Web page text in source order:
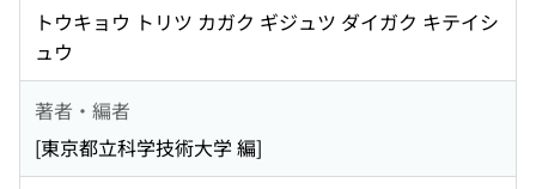
トウキョウ トリツ カガク ギジュツ ダイガク キテイシ
ュウ
著者・編者
[東京都立科学技術大学 編]